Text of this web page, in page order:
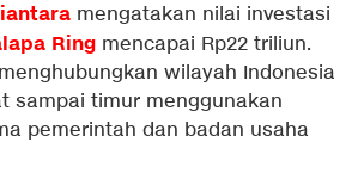
mengatakan nilai investasi
Ring mencapai Rp22 triliun.
wilayah Indonesia
sampai timur menggunakan
pemerintah dan badan usaha